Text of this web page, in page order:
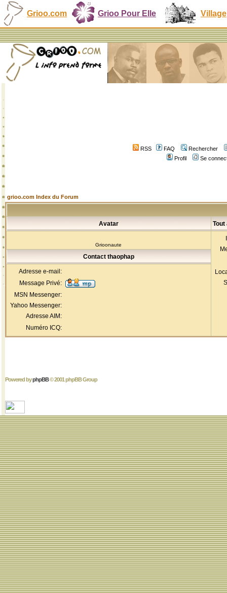
Grioo.com Grioo Pour Elle Village
RSS FAQ
Rechercher
Profil
Se
grioo.com Index du Forum
Avatar Tout
Grioonaute
Contact thaophap
Adresse e-mail:
Message Privé:
MSN Messenger:
Yahoo Messenger:
Adresse AIM:
Numéro ICQ:
Powered byphpBB© 2001 phpBB Group